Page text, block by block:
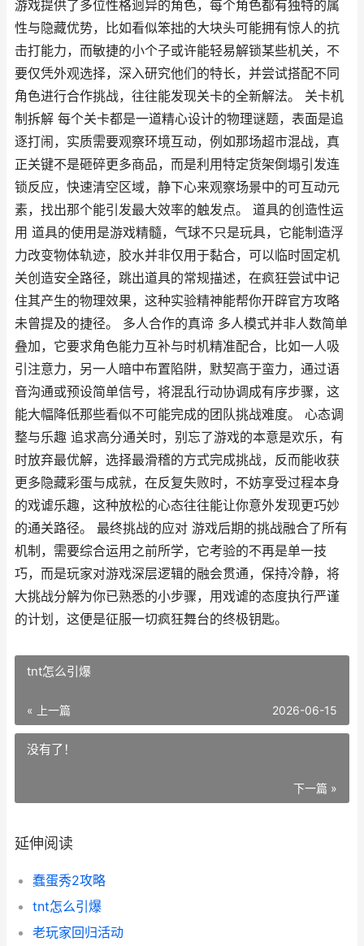
游戏提供了多位性格迥异的角色，每个角色都有独特的属
性与隐藏优势，比如看似笨拙的大块头可能拥有惊人的抗
击打能力，而敏捷的小个子或许能轻易解锁某些机关，不
要仅凭外观选择，深入研究他们的特长，并尝试搭配不同
角色进行合作挑战，往往能发现关卡的全新解法。 关卡机
制拆解 每个关卡都是一道精心设计的物理谜题，表面是追
逐打闹，实质需要观察环境互动，例如那场超市混战，真
正关键不是砸碎更多商品，而是利用特定货架倒塌引发连
锁反应，快速清空区域，静下心来观察场景中的可互动元
素，找出那个能引发最大效率的触发点。 道具的创造性运
用 道具的使用是游戏精髓，气球不只是玩具，它能制造浮
力改变物体轨迹，胶水并非仅用于黏合，可以临时固定机
关创造安全路径，跳出道具的常规描述，在疯狂尝试中记
住其产生的物理效果，这种实验精神能帮你开辟官方攻略
未曾提及的捷径。 多人合作的真谛 多人模式并非人数简单
叠加，它要求角色能力互补与时机精准配合，比如一人吸
引注意力，另一人暗中布置陷阱，默契高于蛮力，通过语
音沟通或预设简单信号，将混乱行动协调成有序步骤，这
能大幅降低那些看似不可能完成的团队挑战难度。 心态调
整与乐趣 追求高分通关时，别忘了游戏的本意是欢乐，有
时放弃最优解，选择最滑稽的方式完成挑战，反而能收获
更多隐藏彩蛋与成就，在反复失败时，不妨享受过程本身
的戏谑乐趣，这种放松的心态往往能让你意外发现更巧妙
的通关路径。 最终挑战的应对 游戏后期的挑战融合了所有
机制，需要综合运用之前所学，它考验的不再是单一技
巧，而是玩家对游戏深层逻辑的融会贯通，保持冷静，将
大挑战分解为你已熟悉的小步骤，用戏谑的态度执行严谨
的计划，这便是征服一切疯狂舞台的终极钥匙。
tnt怎么引爆
« 上一篇 2026-06-15
没有了！
下一篇 »
延伸阅读
蠢蛋秀2攻略
tnt怎么引爆
老玩家回归活动